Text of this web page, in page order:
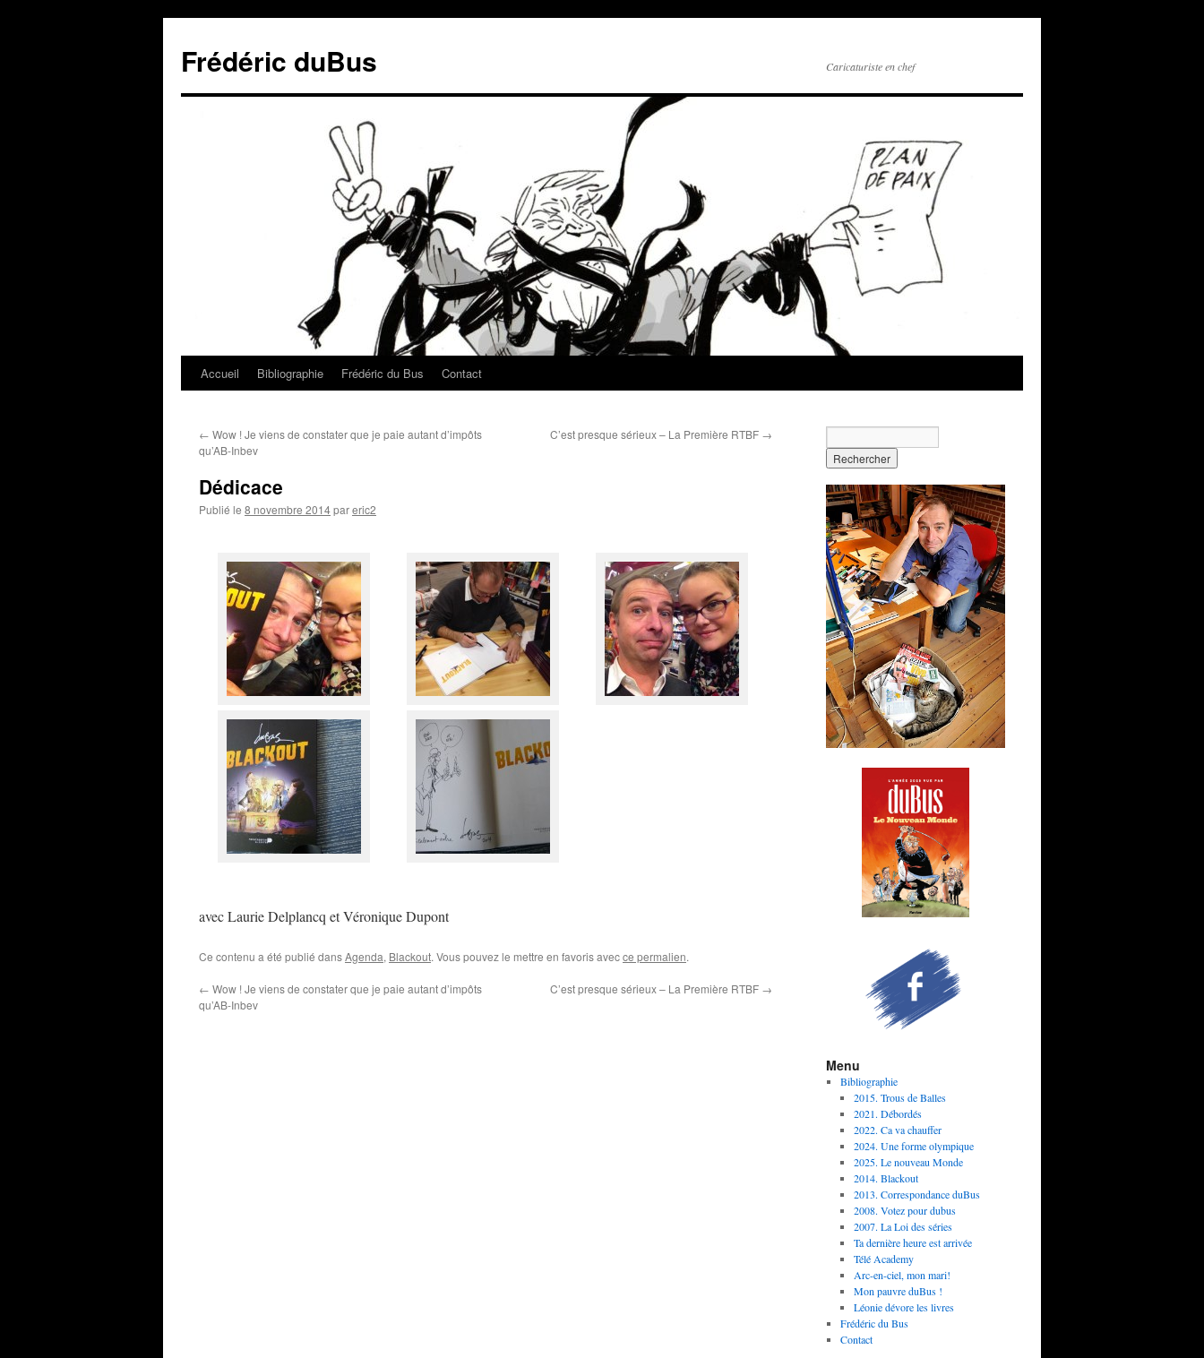
Frédéric duBus Caricaturiste en chef
Accueil Bibliographie Frédéric du Bus Contact
← Wow ! Je viens de constater que je paie autant d’impôts
qu’AB-Inbev
C’est presque sérieux – La Première RTBF →
Dédicace
Publié le 8 novembre 2014pareric2
avec Laurie Delplancq et Véronique Dupont
Ce contenu a été publié dansAgenda, Blackout. Vous pouvez le mettre en favoris avecce permalien.
← Wow ! Je viens de constater que je paie autant d’impôts
qu’AB-Inbev
C’est presque sérieux – La Première RTBF →
Menu
Bibliographie
2015. Trous de Balles
2021. Débordés
2022. Ca va chauffer
2024. Une forme olympique
2025. Le nouveau Monde
2014. Blackout
2013. Correspondance duBus
2008. Votez pour dubus
2007. La Loi des séries
Ta dernière heure est arrivée
Télé Academy
Arc-en-ciel, mon mari!
Mon pauvre duBus !
Léonie dévore les livres
Frédéric du Bus
Contact